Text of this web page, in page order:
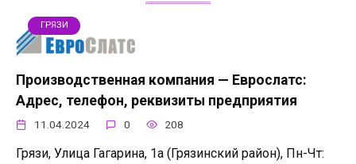
ГРЯЗИ
Производственная компания — Еврослатс:
Адрес, телефон, реквизиты предприятия
11.04.2024 0 208
Грязи, Улица Гагарина, 1а (Грязинский район), Пн-Чт: